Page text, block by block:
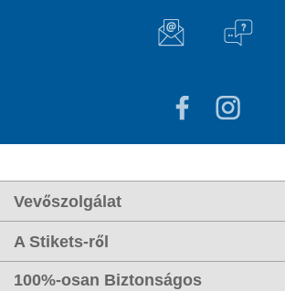
Vevőszolgálat
A Stikets-ről
100%-osan Biztonságos